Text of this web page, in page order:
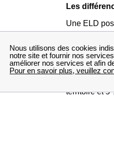
Les
Une ELD
fournir
territoire et 5